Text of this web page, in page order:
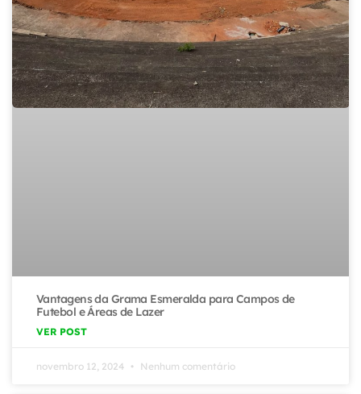
Vantagens da Grama Esmeralda para Campos de
Futebol e Áreas de Lazer
VER POST
novembro 12, 2024 Nenhum comentário